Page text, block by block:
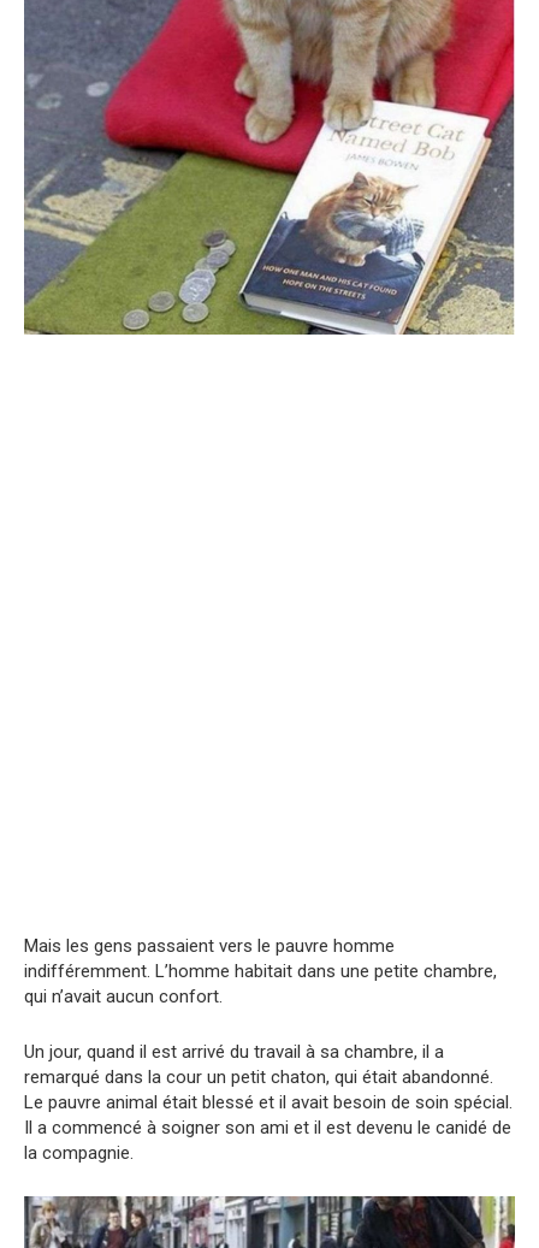
Mais les gens passaient vers le pauvre homme
indifféremment. L’homme habitait dans une petite chambre,
qui n’avait aucun confort.
Un jour, quand il est arrivé du travail à sa chambre, il a
remarqué dans la cour un petit chaton, qui était abandonné.
Le pauvre animal était blessé et il avait besoin de soin spécial.
Il a commencé à soigner son ami et il est devenu le canidé de
la compagnie.